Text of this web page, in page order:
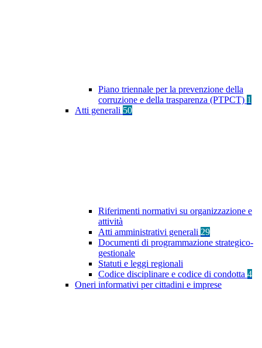
Piano triennale per la prevenzione della
corruzione e della trasparenza (PTPCT) 1
Atti generali 50
Riferimenti normativi su organizzazione e
attività
Atti amministrativi generali 29
Documenti di programmazione strategico-
gestionale
Statuti e leggi regionali
Codice disciplinare e codice di condotta 4
Oneri informativi per cittadini e imprese